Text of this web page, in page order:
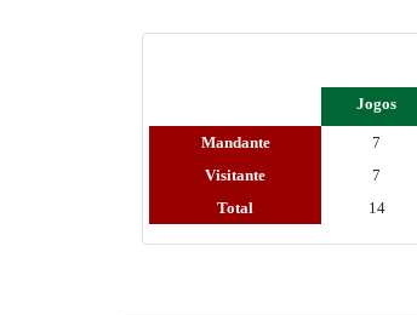
Jogos
Mandante 7
Visitante
7
Total
14